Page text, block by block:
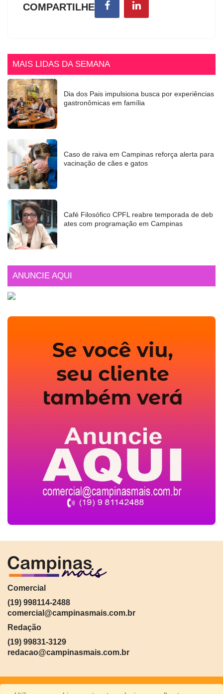
COMPARTILHE
MAIS LIDAS DA SEMANA
Dia dos Pais impulsiona busca por experiências
gastronômicas em família
Caso de raiva em Campinas reforça alerta para
vacinação de cães e gatos
Café Filosófico CPFL reabre temporada de deb
ates com programação em Campinas
ANUNCIE AQUI
Comercial
(19) 998114-2488
comercial@campinasmais.com.br
Redação
(19) 99831-3129
redacao@campinasmais.com.br